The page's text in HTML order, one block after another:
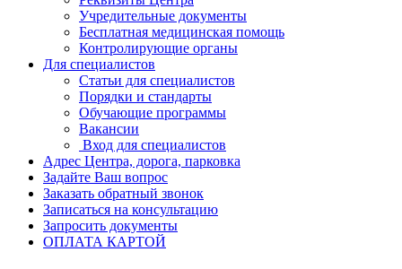
Учредительные документы
Бесплатная медицинская помощь
Контролирующие органы
Для специалистов
Статьи для специалистов
Порядки и стандарты
Обучающие программы
Вакансии
Вход для специалистов
Адрес Центра, дорога, парковка
Задайте Ваш вопрос
Заказать обратный звонок
Записаться на консультацию
Запросить документы
ОПЛАТА КАРТОЙ